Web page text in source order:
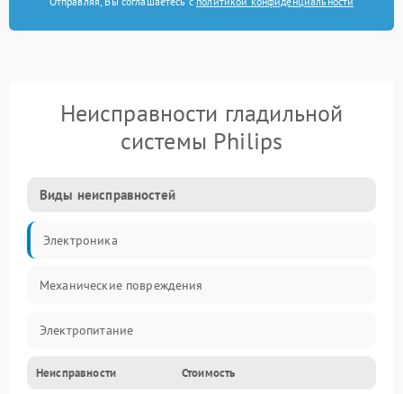
Неисправности гладильной
системы Philips
Виды неисправностей
Электроника
Механические повреждения
Электропитание
Пар
Неисправности Стоимость